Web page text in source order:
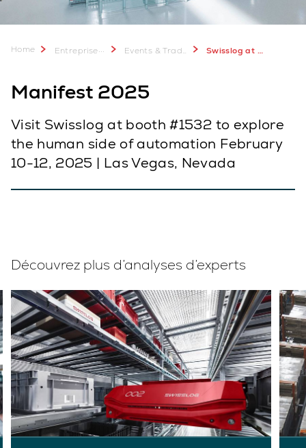
Home Entreprise... Events & Trade Shows Swisslog at Manifest 2025
Manifest 2025
Visit Swisslog at booth #1532 to explore
the human side of automation February
10-12, 2025 | Las Vegas, Nevada
Découvrez plus d’analyses d’experts